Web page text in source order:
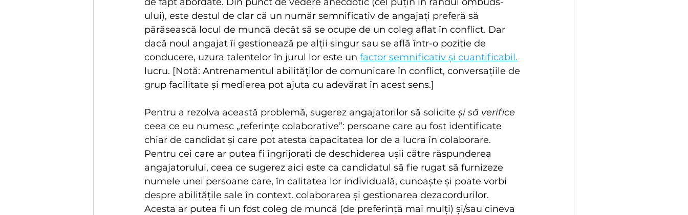
ului), este destul de clar că un număr semnificativ de angajați preferă să
părăsească locul de muncă decât să se ocupe de un coleg aflat în conflict. Dar
dacă noul angajat îi gestionează pe alții singur sau se află într-o poziție de
conducere, uzura talentelor în jurul lor este un factor semnificativ și cuantificabil.
lucru. [Notă: Antrenamentul abilităților de comunicare în conflict, conversațiile de
grup facilitate și medierea pot ajuta cu adevărat în acest sens.]
Pentru a rezolva această problemă, sugerez angajatorilor să solicite și să verifice
ceea ce eu numesc „referințe colaborative”: persoane care au fost identificate
chiar de candidat și care pot atesta capacitatea lor de a lucra în colaborare.
Pentru cei care ar putea fi îngrijorați de deschiderea ușii către răspunderea
angajatorului, ceea ce sugerez aici este ca candidatul să fie rugat să furnizeze
numele unei persoane care, în calitatea lor individuală, cunoaște și poate vorbi
despre abilitățile sale în context. colaborarea și gestionarea dezacordurilor.
Acesta ar putea fi un fost coleg de muncă (de preferință mai mulți) și/sau cineva